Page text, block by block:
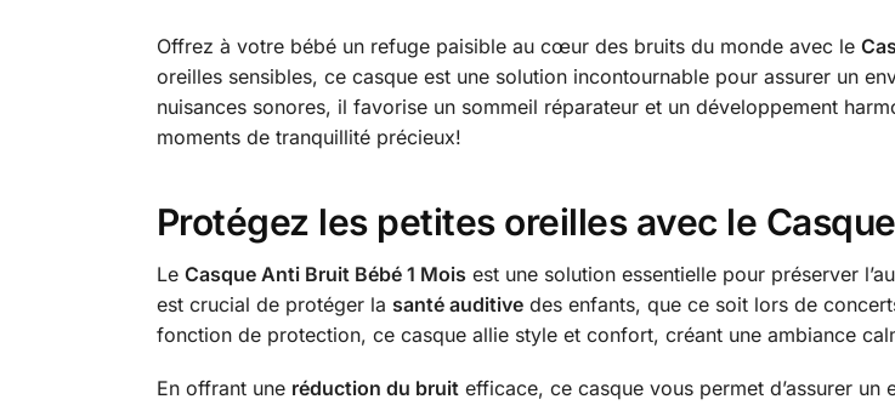
Offrez à votre bébé un refuge paisible au cœur des bruits du monde avec le
oreilles sensibles, ce casque est une solution incontournable pour assurer un
nuisances sonores, il favorise un sommeil réparateur et un développement
moments de tranquillité précieux!
Protégez les petites oreilles avec le
Le Casque Anti Bruit Bébé 1 Mois est une solution essentielle pour préserver
est crucial de protéger la santé auditivedes enfants, que ce soit lors de
fonction de protection, ce casque allie style et confort, créant une ambiance
En offrant une réduction du bruitefficace, ce casque vous permet d’assurer un